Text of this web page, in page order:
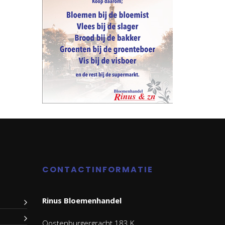
CONTACTINFORMATIE
Rinus Bloemenhandel
Oostenburgergracht 183 K